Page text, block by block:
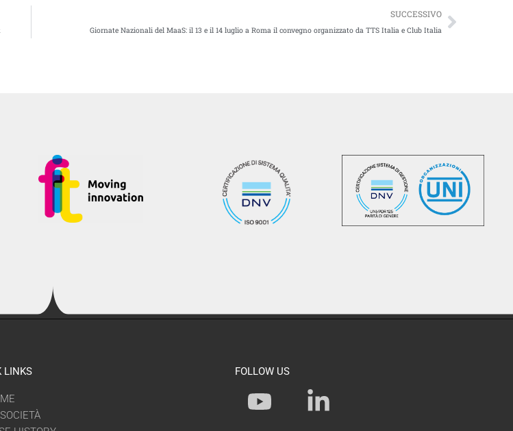
SUCCESSIVO
Giornate Nazionali del MaaS: il 13 e il 14 luglio a Roma il convegno organizzato da TTS Italia e Club Italia
LINKS FOLLOW US
Y
o
L
i